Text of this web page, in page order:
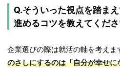
Q.そういった視点を踏ま
進めるコツを教えてくださ
企業選びの際は就活の軸を考えま
のさしにするのは「自分が幸せ